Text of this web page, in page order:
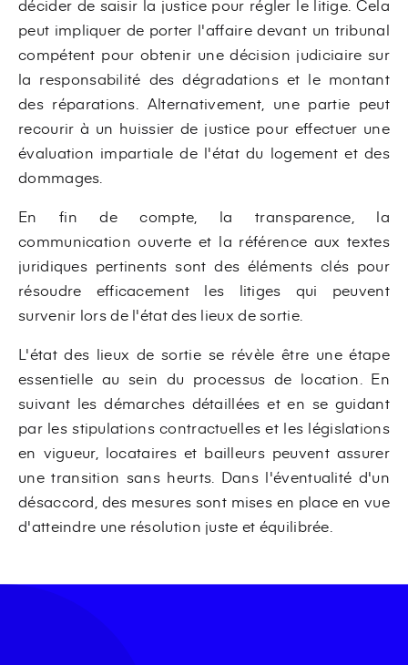
décider de saisir la justice pour régler le litige. Cela
peut impliquer de porter l'affaire devant un tribunal
compétent pour obtenir une décision judiciaire sur
la responsabilité des dégradations et le montant
des réparations. Alternativement, une partie peut
recourir à un huissier de justice pour effectuer une
évaluation impartiale de l'état du logement et des
dommages.
En fin de compte, la transparence, la
communication ouverte et la référence aux textes
juridiques pertinents sont des éléments clés pour
résoudre efficacement les litiges qui peuvent
survenir lors de l'état des lieux de sortie.
L'état des lieux de sortie se révèle être une étape
essentielle au sein du processus de location. En
suivant les démarches détaillées et en se guidant
par les stipulations contractuelles et les législations
en vigueur, locataires et bailleurs peuvent assurer
une transition sans heurts. Dans l'éventualité d'un
désaccord, des mesures sont mises en place en vue
d'atteindre une résolution juste et équilibrée.